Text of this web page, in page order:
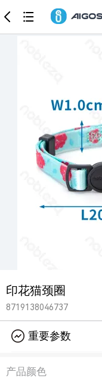
商品
印花猫颈圈
8719138046737
重要参数
产品颜色